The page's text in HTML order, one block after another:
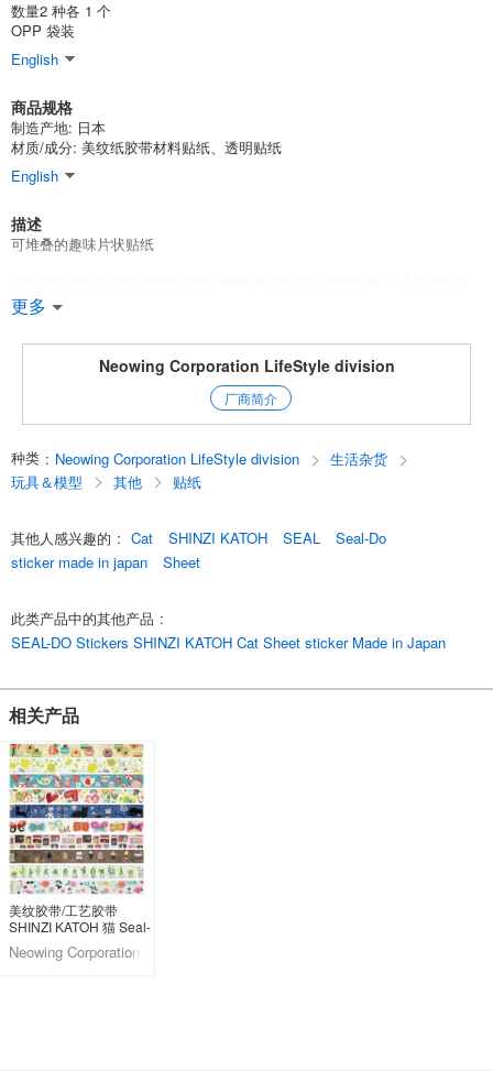
数量2 种各 1 个
OPP 袋装
English
商品规格
制造产地: 日本
材质/成分: 美纹纸胶带材料贴纸、透明贴纸
English
描述
可堆叠的趣味片状贴纸
种风景。
您可以将贴纸任意组合堆叠，享受可爱的装饰效果！
透明贴纸可与各种物品组合使用，为您喜爱的图案增添闪闪发光的全息图
English
更多
Neowing Corporation LifeStyle division
厂商简介
种类 : Neowing Corporation LifeStyle division
生活杂货
玩具＆模型
其他 贴纸
其他人感兴趣的 : Cat SHINZI KATOH SEAL
Seal-Do
sticker made in japan
Sheet
此类产品中的其他产品 :
SEAL-DO Stickers SHINZI KATOH Cat Sheet sticker Made in Japan
相关产品
美纹胶带/工艺胶带
SHINZI KATOH 猫 Seal-
Do贴纸堂
Neowing Corporation